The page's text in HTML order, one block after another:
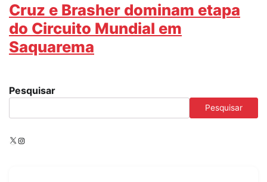
Cruz e Brasher dominam etapa
do Circuito Mundial em
Saquarema
Pesquisar
Pesquisar
X Instagram